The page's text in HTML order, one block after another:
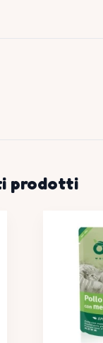
prodotti